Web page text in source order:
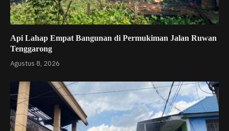
Api Lahap Empat Bangunan di Permukiman Jalan Ruwan
Tenggarong
Agustus 8, 2026